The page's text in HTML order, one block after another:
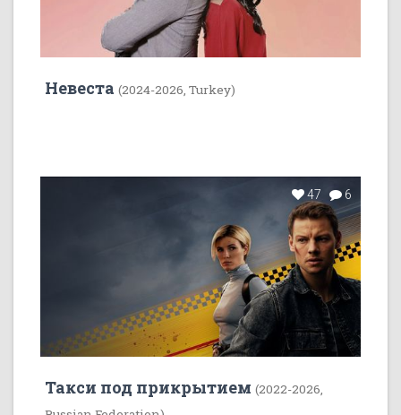
Невеста (2024-2026, Turkey)
47 6
Такси под прикрытием (2022-2026,